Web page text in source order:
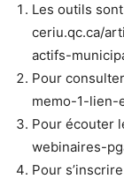
Les outils
ceriu.qc.ca/
actifs-
Pour
memo-1-
Pour écouter
webinaires-
Pour